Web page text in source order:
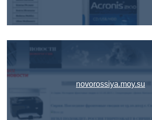
novorossiya.moy.su